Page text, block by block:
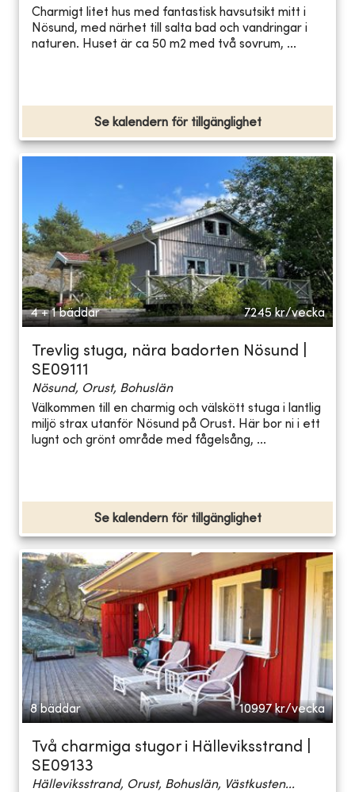
Charmigt litet hus med fantastisk havsutsikt mitt i
Nösund, med närhet till salta bad och vandringar i
naturen. Huset är ca 50 m2 med två sovrum, ...
Se kalendern för tillgänglighet
4 + 1 bäddar 7245 kr/vecka
Trevlig stuga, nära badorten Nösund |
SE09111
Nösund, Orust, Bohuslän
Välkommen till en charmig och välskött stuga i lantlig
miljö strax utanför Nösund på Orust. Här bor ni i ett
lugnt och grönt område med fågelsång, ...
Se kalendern för tillgänglighet
8 bäddar 10997 kr/vecka
Två charmiga stugor i Hälleviksstrand |
SE09133
Hälleviksstrand, Orust, Bohuslän, Västkusten...